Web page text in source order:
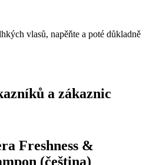
vlasů, napěňte a poté důkladně
a zákaznic
Freshness &
(čeština)